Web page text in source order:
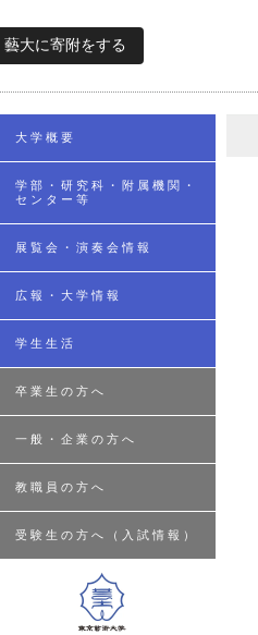
藝大に寄附をする
大学概要
学部・研究科・附属機関・
センター等
展覧会・演奏会情報
広報・大学情報
学生生活
卒業生の方へ
一般・企業の方へ
教職員の方へ
受験生の方へ（入試情報）